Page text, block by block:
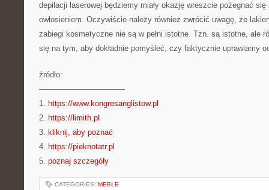
depilacji laserowej będziemy miały okazję wreszcie pożegnać
owłosieniem. Oczywiście należy również zwrócić uwagę, że
zabiegi kosmetyczne nie są w pełni istotne. Tzn. są istotne, ale
się na tym, aby dokładnie pomyśleć, czy faktycznie uprawiamy
źródło:
———————————
1. https://www.kongresanglistow.pl
2. https://limith.pl
3. kliknij, aby poznać
4. https://pieknotatr.pl
5. poznaj szczegóły
CATEGORIES: MEBLE